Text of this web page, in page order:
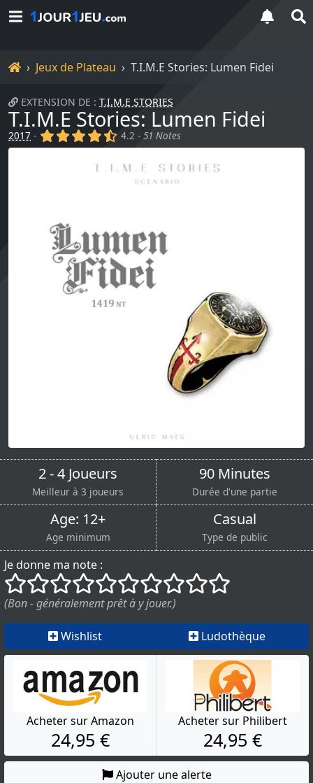
Accueil
Jeux de Plateau T.I.M.E Stories: Lumen Fidei
EXTENSION DE : T.I.M.E STORIES
T.I.M.E Stories: Lumen Fidei
2017 - (x) (x) (x) (x) (,)
4.2 -51 Notes
2 - 4 Joueurs
Meilleur à 3 joueurs
90 Minutes
Durée d'une partie
Age: 12+
Age minimum
Casual
Type de public
Je donne ma note :
()
() () () () () () () ()
()
(Bon - généralement prêt à y jouer.)
Wishlist Ludothèque
Acheter sur Amazon
24,95 €
Acheter sur Philibert
24,95 €
Ajouter une alerte